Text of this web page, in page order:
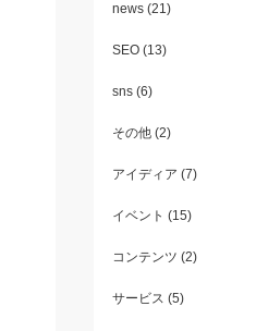
news(21)
SEO(13)
sns(6)
その他(2)
アイディア (7)
イベント (15)
コンテンツ (2)
サービス (5)